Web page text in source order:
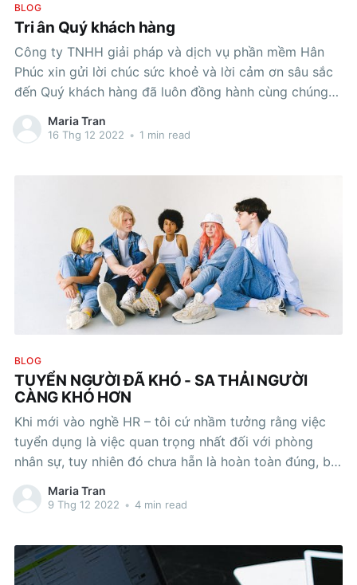
BLOG
Tri ân Quý khách hàng
Công ty TNHH giải pháp và dịch vụ phần mềm Hân
Phúc xin gửi lời chúc sức khoẻ và lời cảm ơn sâu sắc
đến Quý khách hàng đã luôn đồng hành cùng chúng
tôi trong suốt thời gian qua cũng như trong thời gian
tới! Mến chúc Quý khách
Maria Tran
16 Thg 12 2022 • 1 min read
BLOG
TUYỂN NGƯỜI ĐÃ KHÓ - SA THẢI NGƯỜI
CÀNG KHÓ HƠN
Khi mới vào nghề HR – tôi cứ nhầm tưởng rằng việc
tuyển dụng là việc quan trọng nhất đối với phòng
nhân sự, tuy nhiên đó chưa hẵn là hoàn toàn đúng, bời
sau hơn 10 năm gắn bó với nghề, tôi phát hiện ra “
tuyển được người đã khó”
Maria Tran
9 Thg 12 2022 • 4 min read